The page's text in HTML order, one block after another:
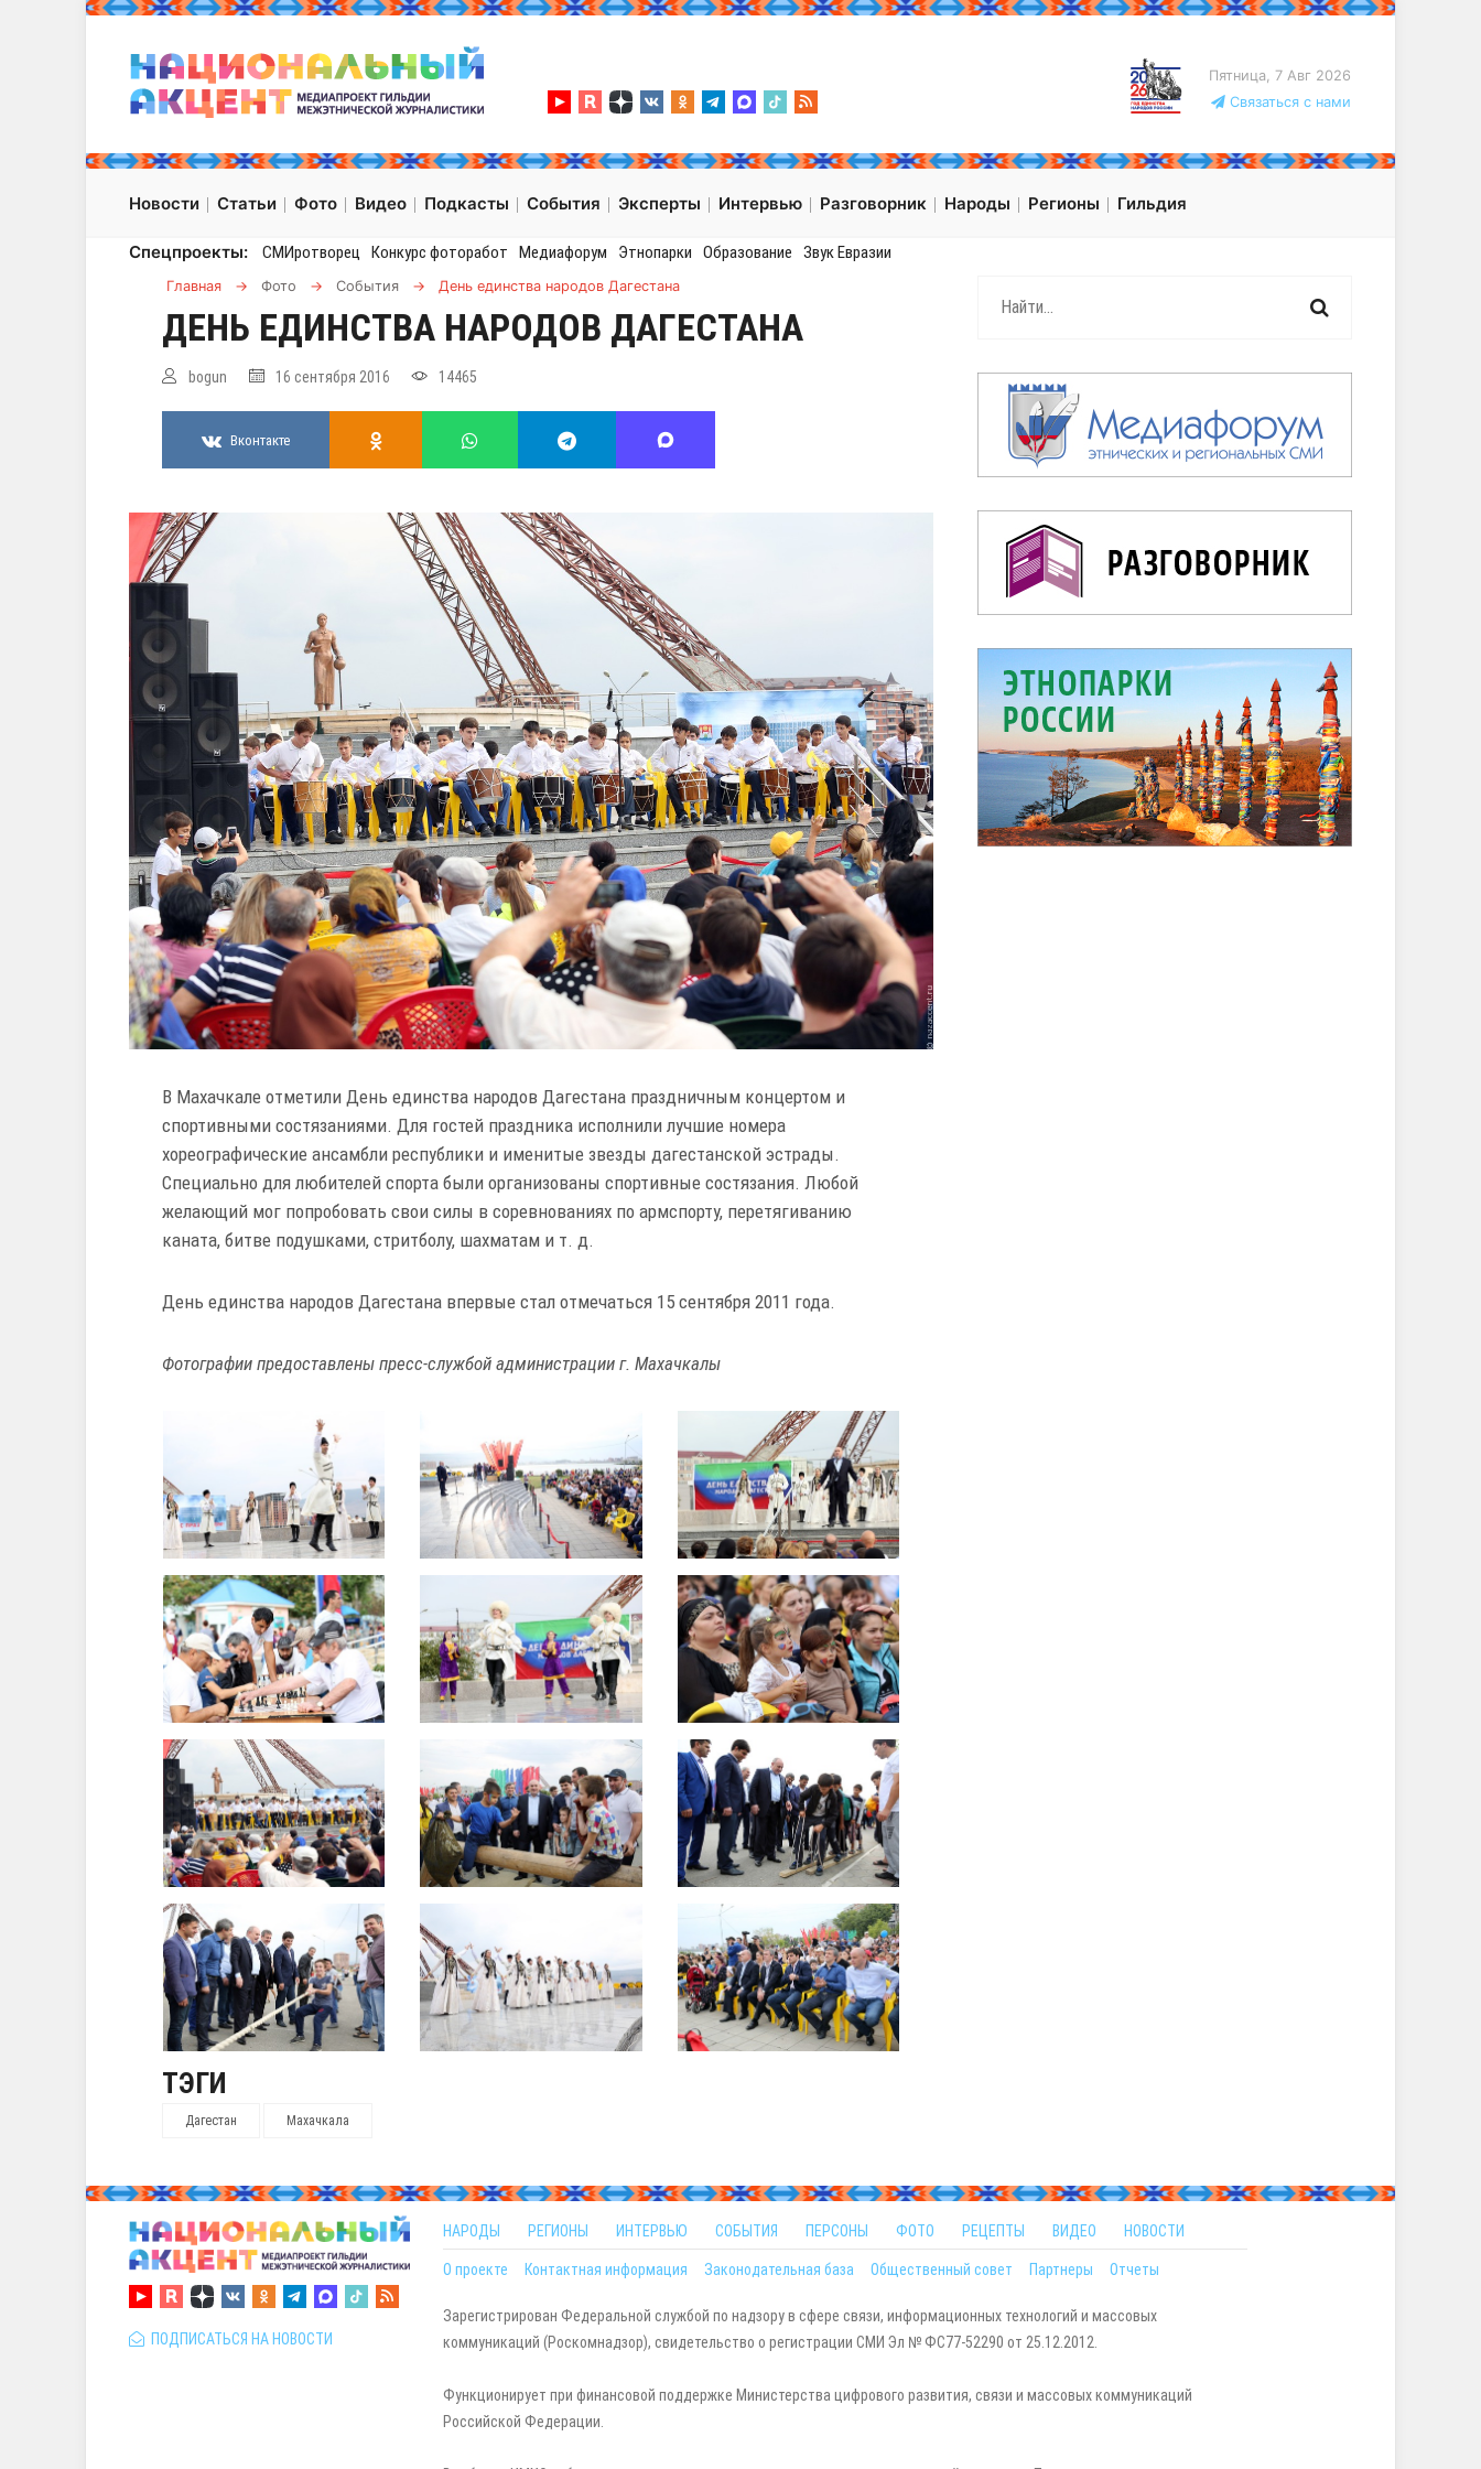
Пятница, 7 Авг 2026
Связаться с нами
Новости Статьи Фото Видео Подкасты События Эксперты Интервью Разговорник Народы Регионы Гильдия
Спецпроекты: СМИротворец Конкурс фоторабот Медиафорум Этнопарки Образование Звук Евразии
Главная → Фото → События → День единства народов Дагестана
ДЕНЬ ЕДИНСТВА НАРОДОВ ДАГЕСТАНА
bogun 16 сентября 2016 14465
Вконтакте
В Махачкале отметили День единства народов Дагестана праздничным концертом и
спортивными состязаниями. Для гостей праздника исполнили лучшие номера
хореографические ансамбли республики и именитые звезды дагестанской эстрады.
Специально для любителей спорта были организованы спортивные состязания. Любой
желающий мог попробовать свои силы в соревнованиях по армспорту, перетягиванию
каната, битве подушками, стритболу, шахматам и т. д.
День единства народов Дагестана впервые стал отмечаться 15 сентября 2011 года.
Фотографии предоставлены пресс-службой администрации г. Махачкалы
ТЭГИ
Дагестан Махачкала
ПОДПИСАТЬСЯ НА НОВОСТИ
НАРОДЫ РЕГИОНЫ ИНТЕРВЬЮ СОБЫТИЯ ПЕРСОНЫ ФОТО РЕЦЕПТЫ ВИДЕО НОВОСТИ
О проекте Контактная информация Законодательная база Общественный совет Партнеры Отчеты
Зарегистрирован Федеральной службой по надзору в сфере связи, информационных технологий и массовых
коммуникаций (Роскомнадзор), свидетельство о регистрации СМИ Эл № ФС77-52290 от 25.12.2012.
Функционирует при финансовой поддержке Министерства цифрового развития, связи и массовых коммуникаций
Российской Федерации.